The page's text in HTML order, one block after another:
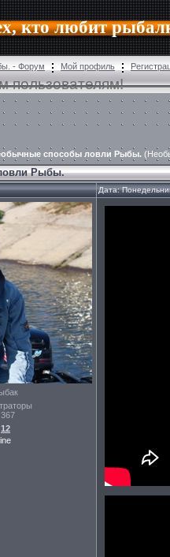
кто любит
- Форум Мой профиль
пользователям!
способы ловли Рыбы.
Рыбы.
Дата:
367
12